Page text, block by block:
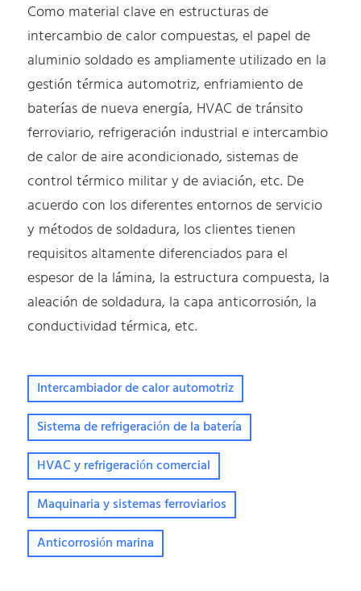
Como material clave en estructuras de
intercambio de calor compuestas, el papel de
aluminio soldado es ampliamente utilizado en la
gestión térmica automotriz, enfriamiento de
baterías de nueva energía, HVAC de tránsito
ferroviario, refrigeración industrial e intercambio
de calor de aire acondicionado, sistemas de
control térmico militar y de aviación, etc. De
acuerdo con los diferentes entornos de servicio
y métodos de soldadura, los clientes tienen
requisitos altamente diferenciados para el
espesor de la lámina, la estructura compuesta, la
aleación de soldadura, la capa anticorrosión, la
conductividad térmica, etc.
Intercambiador de calor automotriz
Sistema de refrigeración de la batería
HVAC y refrigeración comercial
Maquinaria y sistemas ferroviarios
Anticorrosión marina